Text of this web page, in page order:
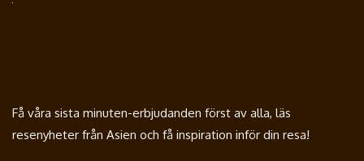
Få våra sista minuten-erbjudanden först av alla, läs
resenyheter från Asien och få inspiration inför din resa!